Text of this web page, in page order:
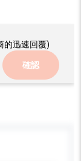
的迅速回覆)
確認